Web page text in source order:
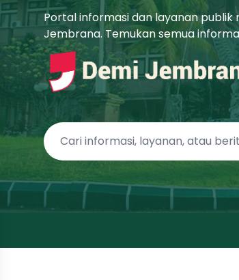
Portal informasi dan layanan
Jembrana. Temukan semua